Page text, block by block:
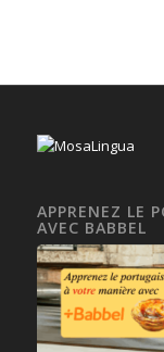
APPRENEZ LE
AVEC BABBEL